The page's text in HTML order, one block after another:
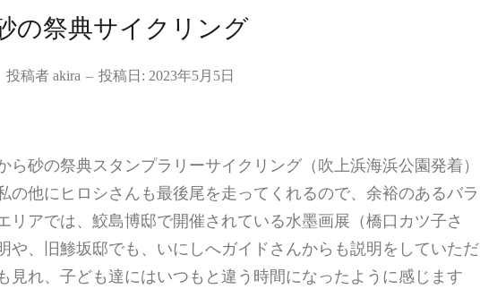
の祭典サイクリング
投稿者akira – 投稿日: 2023年5月5日
砂の祭典スタンプラリーサイクリング（吹上浜海浜公園発着）
の他にヒロシさんも最後尾を走ってくれるので、余裕のあるバラ
リアでは、鮫島博邸で開催されている水墨画展（橋口カツ子さ
や、旧鯵坂邸でも、いにしへガイドさんからも説明をしていただ
見れ、子ども達にはいつもと違う時間になったように感じます